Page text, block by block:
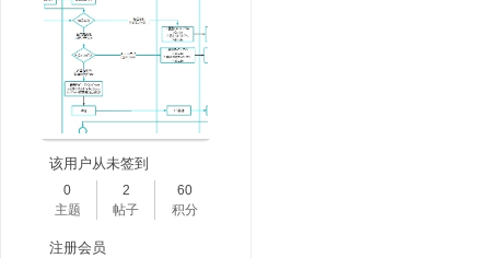
该用户从未签到
0
主题
2
帖子
60
积分
注册会员